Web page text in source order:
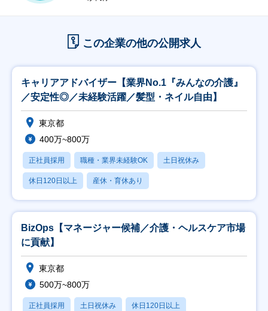
この企業の他の公開求人
キャリアアドバイザー【業界No.1『みんなの介護』
／安定性◎／未経験活躍／髪型・ネイル自由】
東京都
400万~800万
正社員採用 職種・業界未経験OK 土日祝休み
休日120日以上 産休・育休あり
BizOps【マネージャー候補／介護・ヘルスケア市場
に貢献】
東京都
500万~800万
正社員採用 土日祝休み 休日120日以上